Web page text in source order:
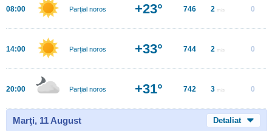
08:00 Parţial noros +23° 746 2 m/s 0
14:00 Parțial noros +33° 744 2 m/s 0
20:00 Parţial noros +31° 742 3 m/s 0
Marţi, 11 August Detaliat